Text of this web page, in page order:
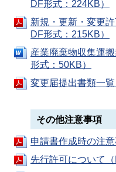
DF形式：224KB）
新規・更新・変更
DF形式：215KB）
産業廃棄物収集運
形式：50KB）
変更届提出書類一
その他注意事項
申請書作成時の注
先行許可について